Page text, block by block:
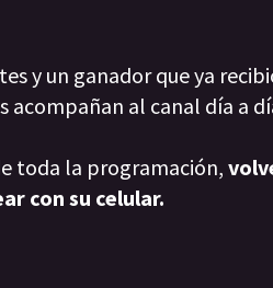
y un ganador que ya
acompañan al canal día a
toda la programación,
con su celular.